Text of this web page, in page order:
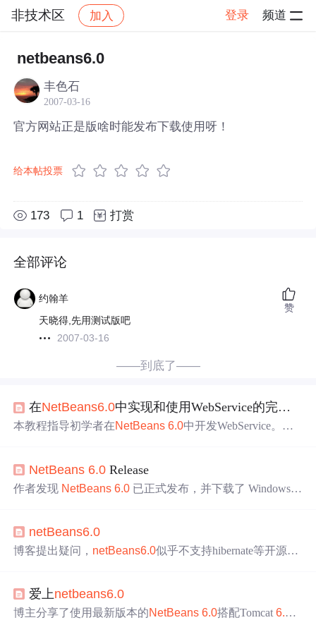
非技术区 加入 登录 频道
社区 非技术区
netbeans6.0
丰色石
2007-03-16
官方网站正是版啥时能发布下载使用呀！
给本帖投票
173 1 打赏
全部评论
约翰羊
天晓得,先用测试版吧
2007-03-16
赞
——到底了——
在NetBeans6.0中实现和使用WebService的完全指南
本教程指导初学者在NetBeans 6.0中开发WebService。介
步骤和方法，还分享了WebService的调试与测试技巧，助
于高效开发。
NetBeans 6.0 Release
作者发现 NetBeans 6.0 已正式发布，并下载了 Windows
netBeans6.0
博客提出疑问， netBeans6.0似乎不支持hibernate等开源框
爱上netbeans6.0
博主分享了使用最新版本的NetBeans 6.0搭配Tomcat6.0